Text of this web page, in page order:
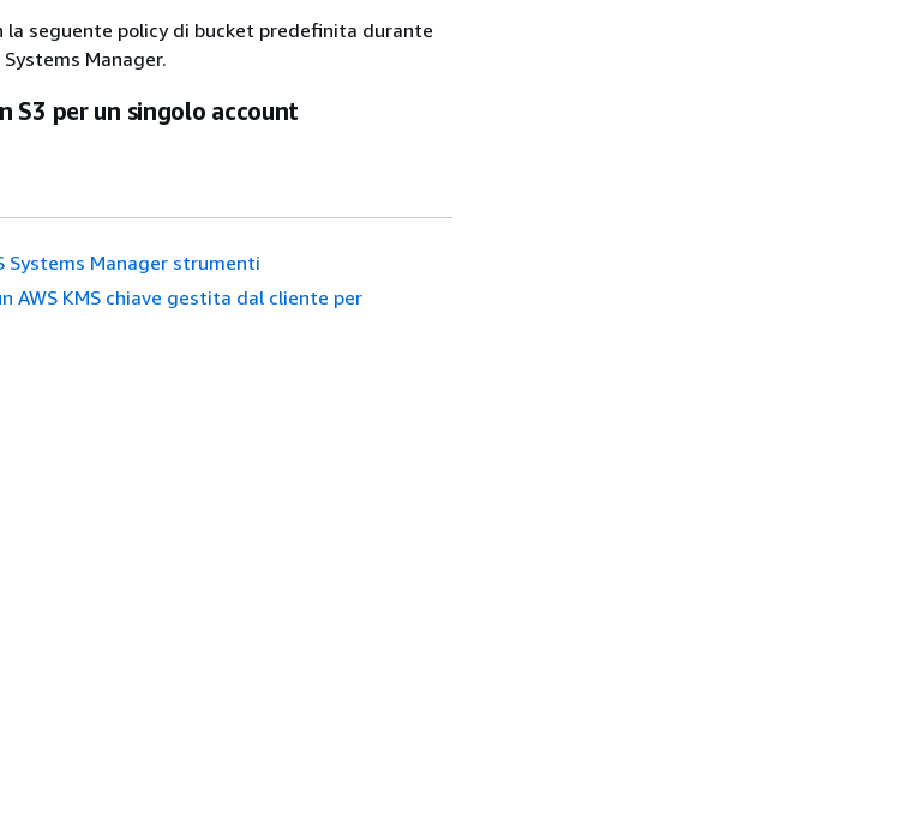
la seguente policy di bucket predefinita durante
Manager.
S3 per un singolo account
Systems Manager strumenti
AWS KMS chiave gestita dal cliente per